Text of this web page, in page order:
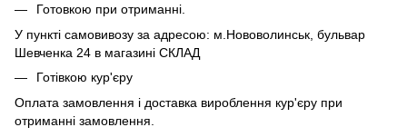
Готовкою при отриманні.
У пункті самовивозу за адресою: м.Нововолинськ, бульвар
Шевченка 24 в магазині СКЛАД
Готівкою кур'єру
Оплата замовлення і доставка вироблення кур'єру при
отриманні замовлення.